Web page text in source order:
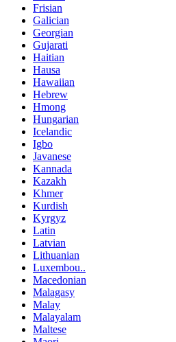
Frisian
Galician
Georgian
Gujarati
Haitian
Hausa
Hawaiian
Hebrew
Hmong
Hungarian
Icelandic
Igbo
Javanese
Kannada
Kazakh
Khmer
Kurdish
Kyrgyz
Latin
Latvian
Lithuanian
Luxembou..
Macedonian
Malagasy
Malay
Malayalam
Maltese